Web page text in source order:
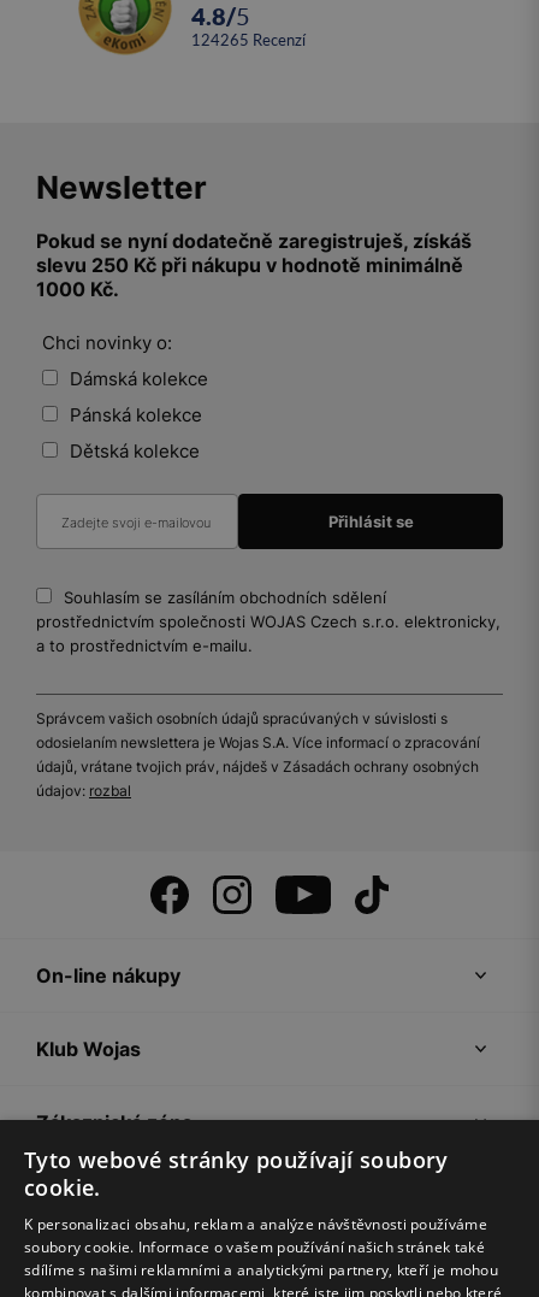
4.8/5
124265 recenzí
Newsletter
Pokud se nyní dodatečně zaregistruješ, získáš
slevu 250 Kč při nákupu v hodnotě minimálně
1000 Kč.
Chci novinky o:
Dámská kolekce
Pánská kolekce
Dětská kolekce
Souhlasím se zasíláním obchodních sdělení
prostřednictvím společnosti WOJAS Czech s.r.o. elektronicky,
a to prostřednictvím e-mailu.
Správcem vašich osobních údajů spracúvaných v súvislosti s
odosielaním newslettera je Wojas S.A. Více informací o zpracování
údajů, vrátane tvojich práv, nájdeš v Zásadách ochrany osobných
údajov: rozbal
On-line nákupy
Klub Wojas
Zákaznická zóna
Společnost Wojas
Rady
Tyto webové stránky používají soubory
cookie.
K personalizaci obsahu, reklam a analýze návštěvnosti používáme
soubory cookie. Informace o vašem používání našich stránek také
sdílíme s našimi reklamními a analytickými partnery, kteří je mohou
kombinovat s dalšími informacemi, které jste jim poskytli nebo které